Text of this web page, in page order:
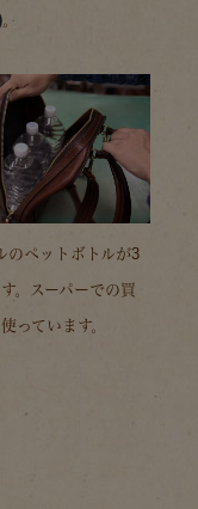
。
のペットボトルが3
。スーパーでの買
っています。